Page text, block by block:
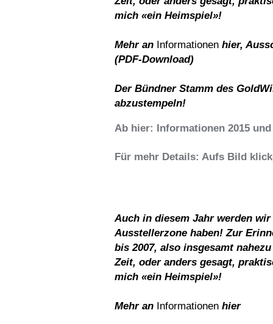
mich «ein Heimspiel»!
Mehr an Informationen hier,
(PDF-Download)
Der Bündner Stamm des
abzustempeln!
Ab hier: Informationen 2015
Für mehr Details: Aufs Bild
Auch in diesem Jahr werden
Ausstellerzone haben! Zur
bis 2007, also insgesamt
Zeit, oder anders gesagt,
mich «ein Heimspiel»!
Mehr an Informationen hier